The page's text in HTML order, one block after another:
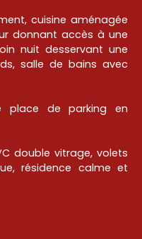
cuisine aménagée
donnant accès à une
nuit desservant une
salle de bains avec
place de parking en
double vitrage, volets
résidence calme et